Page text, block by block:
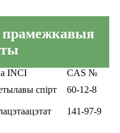
INCI
CAS №
спірт
60-12-8
141-97-9